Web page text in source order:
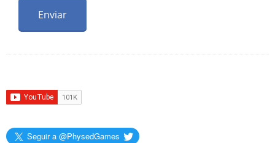
Seguir a @PhysedGames